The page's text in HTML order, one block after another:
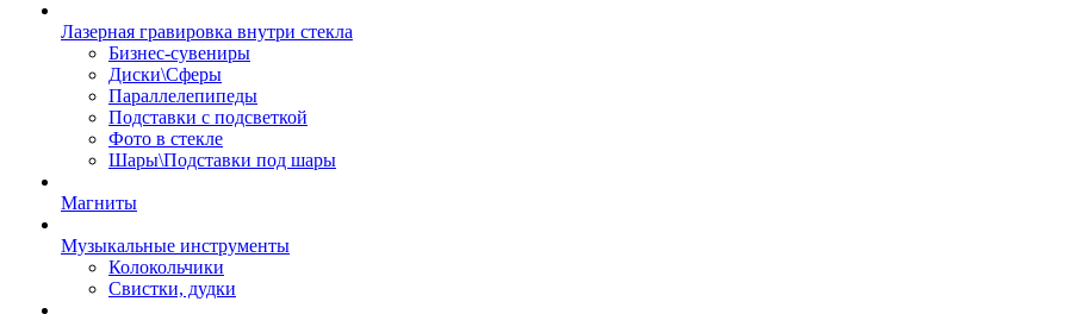
Лазерная гравировка внутри стекла
Бизнес-сувениры
Диски\Сферы
Параллелепипеды
Подставки с подсветкой
Фото в стекле
Шары\Подставки под шары
Магниты
Музыкальные инструменты
Колокольчики
Свистки, дудки